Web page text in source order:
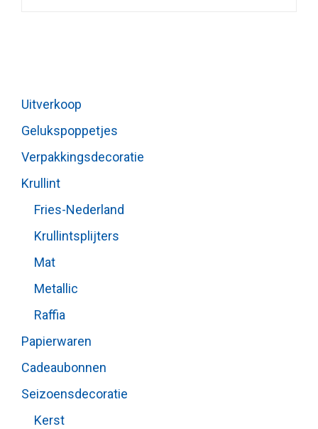
Uitverkoop
Gelukspoppetjes
Verpakkingsdecoratie
Krullint
Fries-Nederland
Krullintsplijters
Mat
Metallic
Raffia
Papierwaren
Cadeaubonnen
Seizoensdecoratie
Kerst